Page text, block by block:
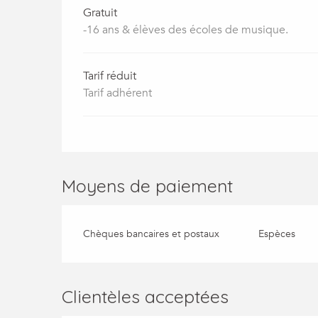
Gratuit
-16 ans & élèves des écoles de musique.
Tarif réduit
Tarif adhérent
Moyens de paiement
Chèques bancaires et postaux Espèces
Clientèles acceptées